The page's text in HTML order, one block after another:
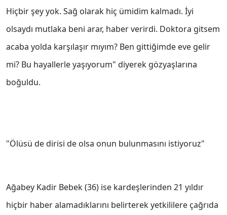
Hiçbir şey yok. Sağ olarak hiç ümidim kalmadı. İyi
olsaydı mutlaka beni arar, haber verirdi. Doktora gitsem
acaba yolda karşılaşır mıyım? Ben gittiğimde eve gelir
mi? Bu hayallerle yaşıyorum" diyerek gözyaşlarına
boğuldu.
"Ölüsü de dirisi de olsa onun bulunmasını istiyoruz"
Ağabey Kadir Bebek (36) ise kardeşlerinden 21 yıldır
hiçbir haber alamadıklarını belirterek yetkililere çağrıda